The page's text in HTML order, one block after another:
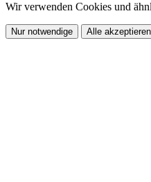
Wir verwenden Cookies und
Nur notwendige Alle akzeptieren